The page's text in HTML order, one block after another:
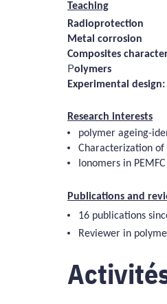
Teaching
Radioprotection
Metal corrosion
Composites
Polymers
Experimental design:
Research interests
polymer ageing-
Characterization
Ionomers in PEMFC
Publications and
16 publications
Reviewer in